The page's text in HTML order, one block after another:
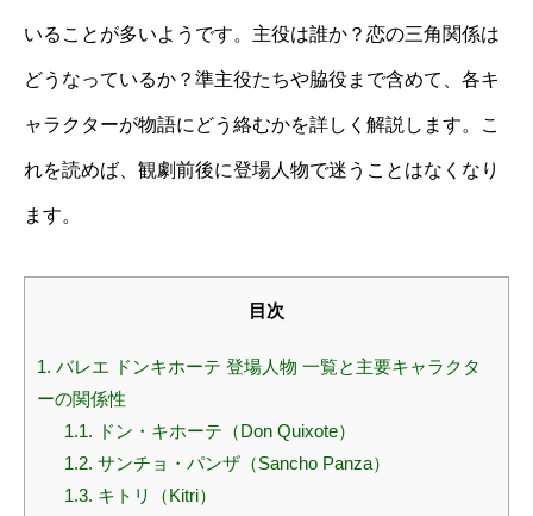
いることが多いようです。主役は誰か？恋の三角関係は
どうなっているか？準主役たちや脇役まで含めて、各キ
ャラクターが物語にどう絡むかを詳しく解説します。こ
れを読めば、観劇前後に登場人物で迷うことはなくなり
ます。
目次
1. バレエ ドンキホーテ 登場人物 一覧と主要キャラクタ
ーの関係性
1.1. ドン・キホーテ（Don Quixote）
1.2. サンチョ・パンザ（Sancho Panza）
1.3. キトリ（Kitri）